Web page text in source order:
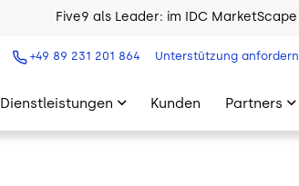
Five9 als Leader: im IDC MarketScape
+49 89 231 201 864 Unterstützung anfordern
Dienstleistungen Kunden Partners